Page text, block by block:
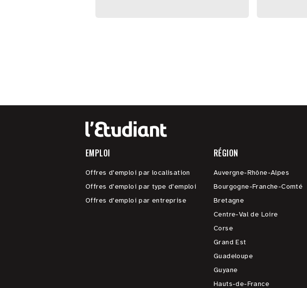
EMPLOI
Offres d'emploi par localisation
Offres d'emploi par type d'emploi
Offres d'emploi par entreprise
RÉGION
Auvergne-Rhône-Alpes
Bourgogne-Franche-Comté
Bretagne
Centre-Val de Loire
Corse
Grand Est
Guadeloupe
Guyane
Hauts-de-France